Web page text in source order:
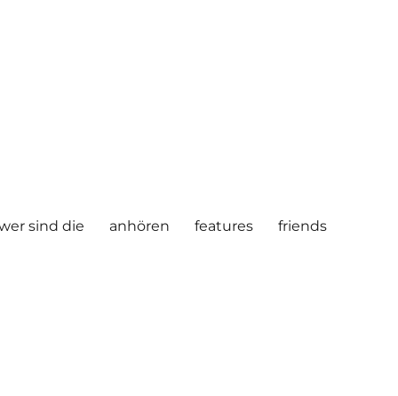
sind die anhören features friends